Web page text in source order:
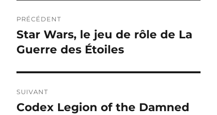
de
l’article
PRÉCÉDENT
Publication
précédente :
Star Wars, le jeu de rôle de La
Guerre des Étoiles
SUIVANT
Publication
Codex Legion of the Damned